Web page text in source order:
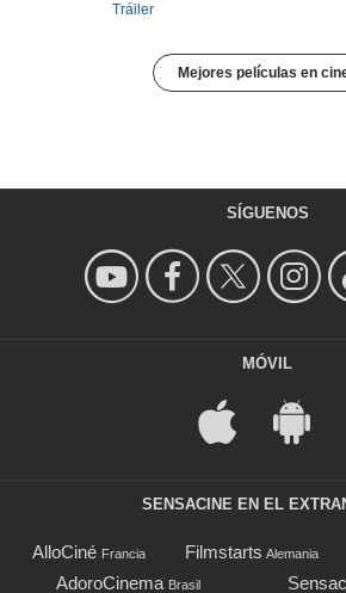
Tráiler
Mejores películas en
SÍGUENOS
MÓVIL
SENSACINE EN EL
AlloCiné Francia Filmstarts Alemania
AdoroCinema Brasil